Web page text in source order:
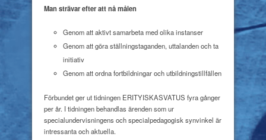
Man strävar efter att nå målen
Genom att aktivt samarbeta med olika instanser
Genom att göra ställningstaganden, uttalanden och ta
initiativ
Genom att ordna fortbildningar och utbildningstillfällen
Förbundet ger ut tidningen ERITYISKASVATUS fyra gånger
per år. I tidningen behandlas ärenden som ur
specialundervisningens och specialpedagogisk synvinkel är
intressanta och aktuella.